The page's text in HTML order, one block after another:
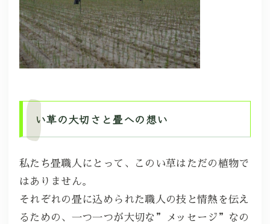
い草の大切さと畳への想い
私たち畳職人にとって、このい草はただの植物で
はありません。
それぞれの畳に込められた職人の技と情熱を伝え
るための、一つ一つが大切な”メッセージ”なの